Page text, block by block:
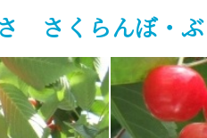
さくらんぼ・ぶ